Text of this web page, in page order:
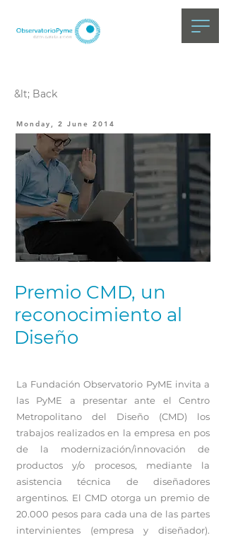
&lt; Back
Monday, 2 June 2014
Premio CMD, un
reconocimiento al
Diseño
La Fundación Observatorio PyME invita a
las PyME a presentar ante el Centro
Metropolitano del Diseño (CMD) los
trabajos realizados en la empresa en pos
de la modernización/innovación de
productos y/o procesos, mediante la
asistencia técnica de diseñadores
argentinos. El CMD otorga un premio de
20.000 pesos para cada una de las partes
intervinientes (empresa y diseñador).